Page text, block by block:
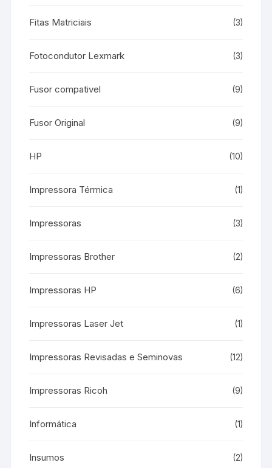
Fitas Matriciais (3)
Fotocondutor Lexmark (3)
Fusor compativel (9)
Fusor Original (9)
HP (10)
Impressora Térmica (1)
Impressoras (3)
Impressoras Brother (2)
Impressoras HP (6)
Impressoras Laser Jet (1)
Impressoras Revisadas e Seminovas (12)
Impressoras Ricoh (9)
Informática (1)
Insumos (2)